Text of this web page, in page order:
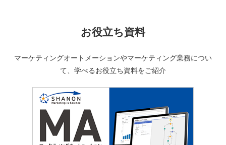
お役立ち資料
マーケティングオートメーションやマーケティング業務につい
て、学べるお役立ち資料をご紹介